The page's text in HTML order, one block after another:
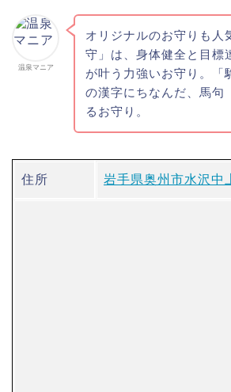
温泉マニア
オリジナルのお守りも人
守」は、身体健全と目標
が叶う力強いお守り。「
の漢字にちなんだ、馬句
るお守り。
住所 岩手県奥州市水沢中